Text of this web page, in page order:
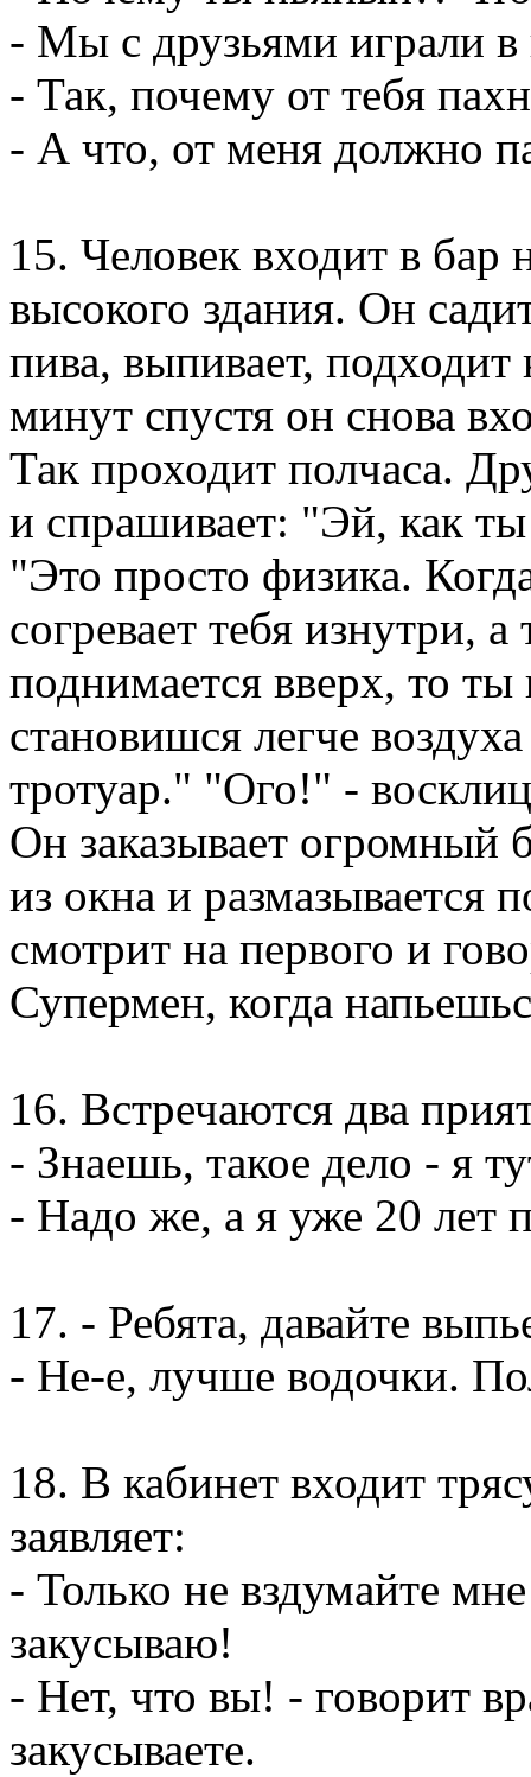
- Мы с друзьями играли
- Так, почему от тебя
- А что, от меня должно
15. Человек входит в бар
высокого здания. Он
пива, выпивает,
минут спустя он снова
Так проходит полчаса.
и спрашивает: "Эй, как ты
"Это просто физика.
согревает тебя изнутри,
поднимается вверх, то
становишся легче
тротуар." "Ого!" -
Он заказывает огромный
из окна и размазывается
смотрит на первого и
Супермен, когда
16. Встречаются два
- Знаешь, такое дело - я
- Надо же, а я уже 20 лет
17. - Ребята, давайте
- Не-е, лучше водочки.
18. В кабинет входит
заявляет:
- Только не вздумайте
закусываю!
- Нет, что вы! - говорит
закусываете.